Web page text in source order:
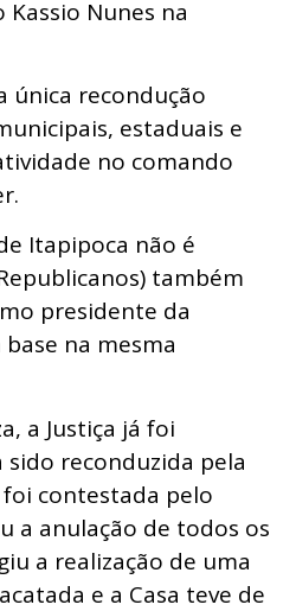
Nunes na
única recondução
estaduais e
no comando
Itapipoca não é
também
presidente da
na mesma
a Justiça já foi
sido reconduzida pela
contestada pelo
a anulação de todos os
a realização de uma
e a Casa teve de